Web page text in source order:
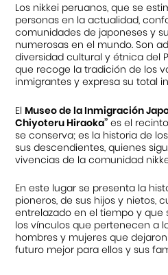
Portal APJ
Centro Cultural
Cursos
Museo de la
Fondo Editorial
Teatro Peruano
Los nikkei peruanos, que se
personas en la actualidad,
comunidades de japoneses y
numerosas en el mundo. Son
diversidad cultural y étnica del
que recoge la tradición de los
inmigrantes y expresa su total
ElMuseo de la Inmigración
Chiyoteru Hiraoka” es el
se conserva; es la historia de
sus descendientes, quienes
vivencias de la comunidad
En este lugar se presenta la
pioneros, de sus hijos y nietos,
entrelazado en el tiempo y que
los vínculos que pertenecen a
hombres y mujeres que
futuro mejor para ellos y sus